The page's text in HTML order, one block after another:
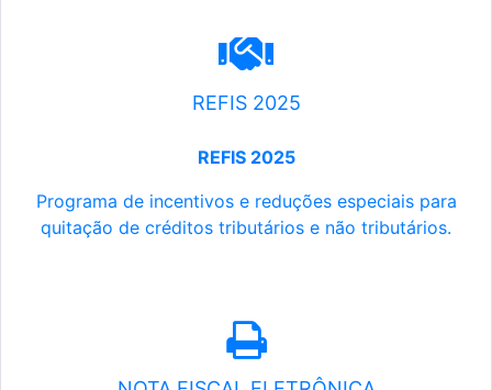
REFIS 2025
REFIS 2025
Programa de incentivos e reduções especiais para
quitação de créditos tributários e não tributários.